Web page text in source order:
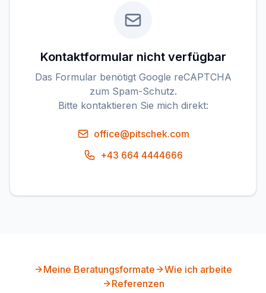
Kontaktformular nicht verfügbar
Das Formular benötigt Google reCAPTCHA
zum Spam-Schutz.
Bitte kontaktieren Sie mich direkt:
office@pitschek.com
+43 664 4444666
Meine Beratungsformate
Wie ich arbeite
Referenzen